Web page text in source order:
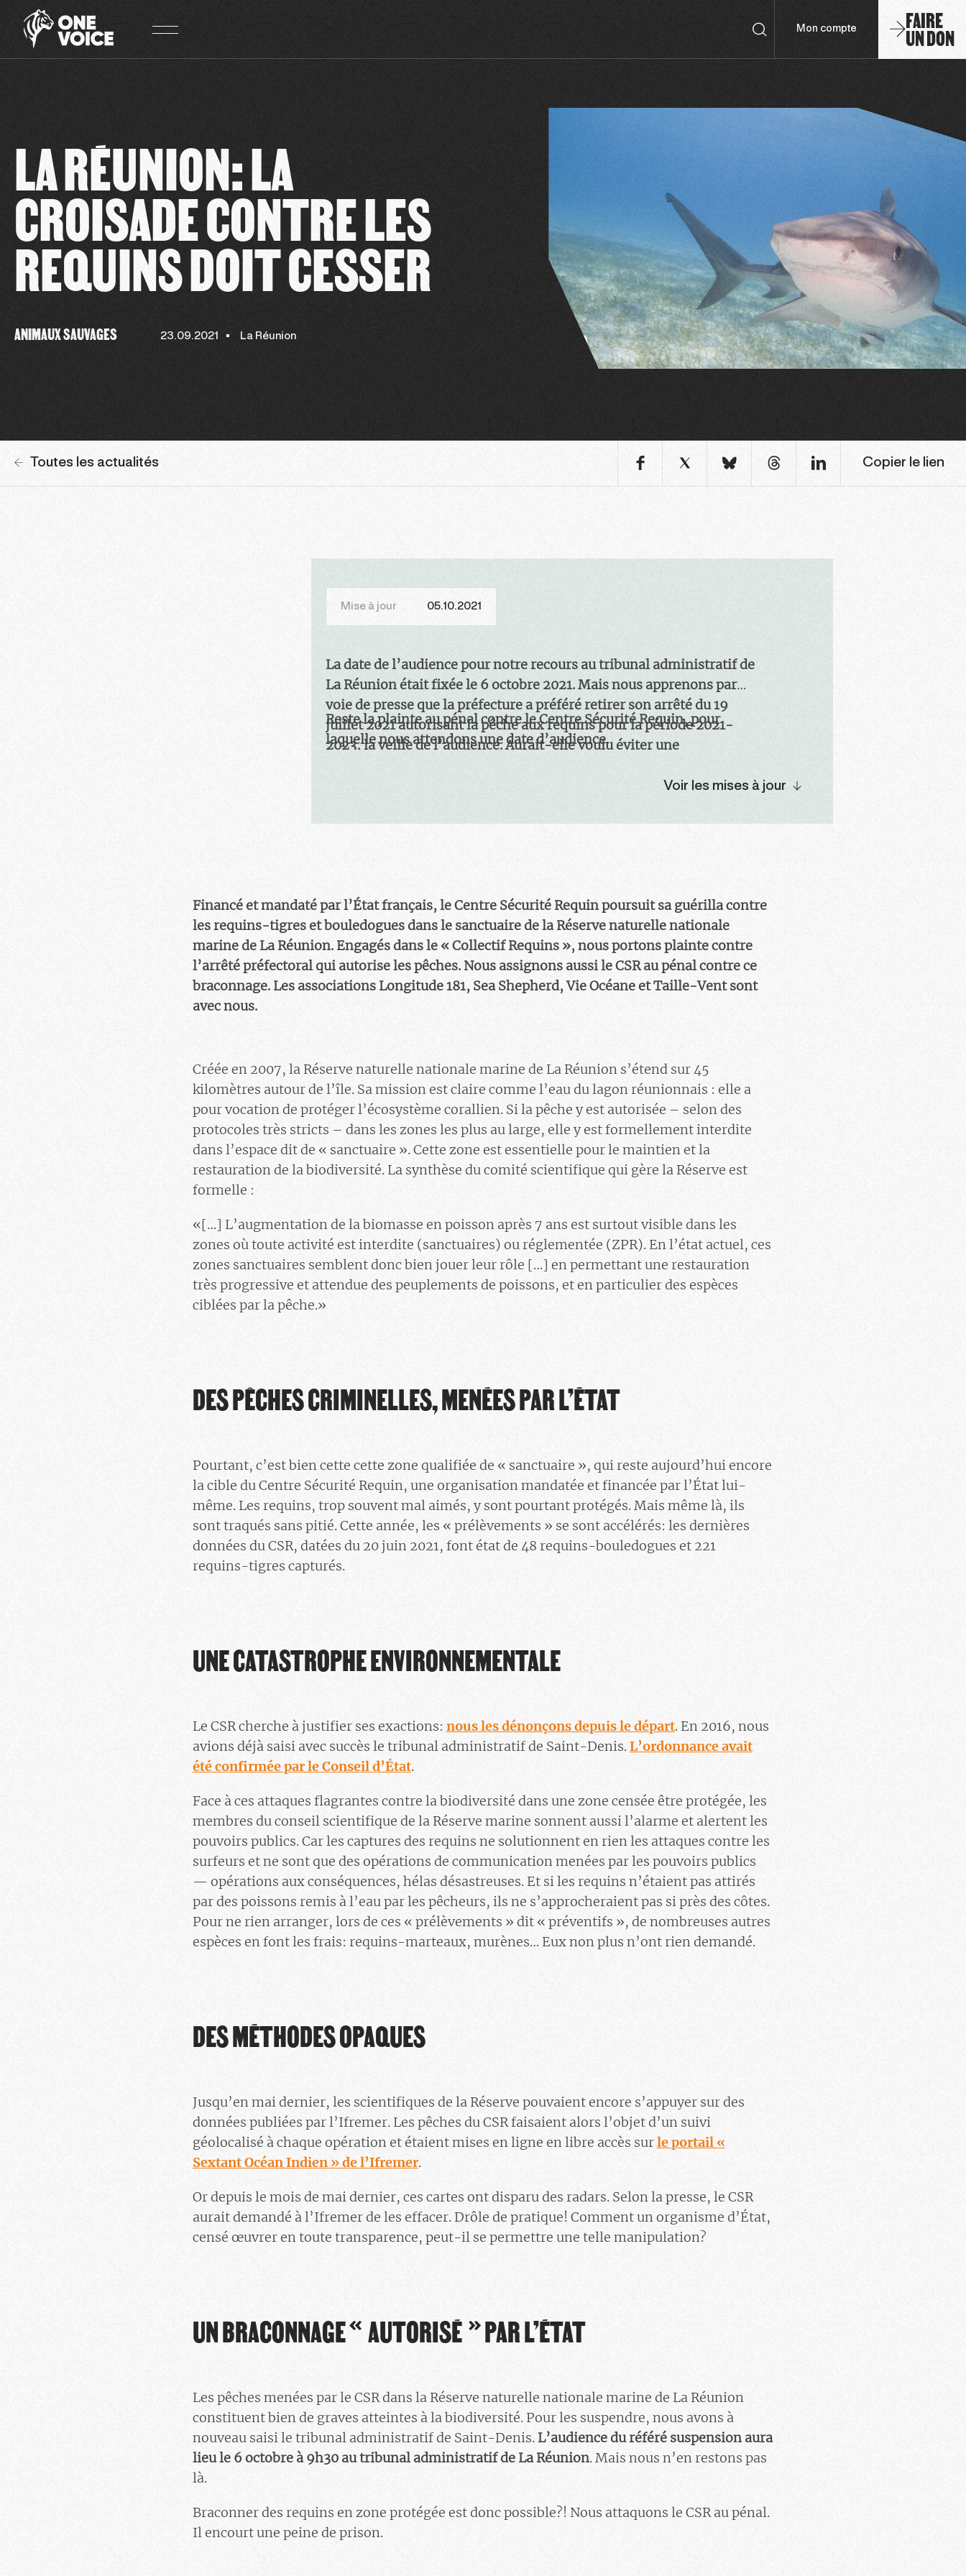
Mon compte FAIRE
UN DON
LA RÉUNION: LA
CROISADE CONTRE LES
REQUINS DOIT CESSER
ANIMAUX SAUVAGES 23.09.2021 La Réunion
Toutes les actualités Copier le lien
Mise à jour 05.10.2021
La date de l’audience pour notre recours au tribunal administratif de
La Réunion était fixée le 6 octobre 2021. Mais nous apprenons par
voie de presse que la préfecture a préféré retirer son arrêté du 19
juillet 2021 autorisant la pêche aux requins pour la période 2021-
2023, la veille de l’audience. Aurait-elle voulu éviter une
C’est une très belle belle victoire de notre collectif, au service des
Reste la plainte au pénal contre le Centre Sécurité Requin, pour
laquelle nous attendons une date d’audience.
Voir les mises à jour
Financé et mandaté par l’État français, le Centre Sécurité Requin poursuit sa guérilla contre
les requins-tigres et bouledogues dans le sanctuaire de la Réserve naturelle nationale
marine de La Réunion. Engagés dans le « Collectif Requins », nous portons plainte contre
l’arrêté préfectoral qui autorise les pêches. Nous assignons aussi le CSR au pénal contre ce
braconnage. Les associations Longitude 181, Sea Shepherd, Vie Océane et Taille-Vent sont
avec nous.
Créée en 2007, la Réserve naturelle nationale marine de La Réunion s’étend sur 45
kilomètres autour de l’île. Sa mission est claire comme l’eau du lagon réunionnais : elle a
pour vocation de protéger l’écosystème corallien. Si la pêche y est autorisée – selon des
protocoles très stricts – dans les zones les plus au large, elle y est formellement interdite
dans l’espace dit de « sanctuaire ». Cette zone est essentielle pour le maintien et la
restauration de la biodiversité. La synthèse du comité scientifique qui gère la Réserve est
formelle :
«[…] L’augmentation de la biomasse en poisson après 7 ans est surtout visible dans les
zones où toute activité est interdite (sanctuaires) ou réglementée (ZPR). En l’état actuel, ces
zones sanctuaires semblent donc bien jouer leur rôle […] en permettant une restauration
très progressive et attendue des peuplements de poissons, et en particulier des espèces
ciblées par la pêche.»
DES PÊCHES CRIMINELLES, MENÉES PAR L’ÉTAT
Pourtant, c’est bien cette cette zone qualifiée de « sanctuaire », qui reste aujourd’hui encore
la cible du Centre Sécurité Requin, une organisation mandatée et financée par l’État lui-
même. Les requins, trop souvent mal aimés, y sont pourtant protégés. Mais même là, ils
sont traqués sans pitié. Cette année, les « prélèvements » se sont accélérés: les dernières
données du CSR, datées du 20 juin 2021, font état de 48 requins-bouledogues et 221
requins-tigres capturés.
UNE CATASTROPHE ENVIRONNEMENTALE
Le CSR cherche à justifier ses exactions: nous les dénonçons depuis le départ. En 2016, nous
avions déjà saisi avec succès le tribunal administratif de Saint-Denis.L’ordonnance avait
été confirmée par le Conseil d’État.
Face à ces attaques flagrantes contre la biodiversité dans une zone censée être protégée, les
membres du conseil scientifique de la Réserve marine sonnent aussi l’alarme et alertent les
pouvoirs publics. Car les captures des requins ne solutionnent en rien les attaques contre les
surfeurs et ne sont que des opérations de communication menées par les pouvoirs publics
— opérations aux conséquences, hélas désastreuses. Et si les requins n’étaient pas attirés
par des poissons remis à l’eau par les pêcheurs, ils ne s’approcheraient pas si près des côtes.
Pour ne rien arranger, lors de ces « prélèvements » dit « préventifs », de nombreuses autres
espèces en font les frais: requins-marteaux, murènes… Eux non plus n’ont rien demandé.
DES MÉTHODES OPAQUES
Jusqu’en mai dernier, les scientifiques de la Réserve pouvaient encore s’appuyer sur des
données publiées par l’Ifremer. Les pêches du CSR faisaient alors l’objet d’un suivi
géolocalisé à chaque opération et étaient mises en ligne en libre accès surle portail «
Sextant Océan Indien » de l’Ifremer.
Or depuis le mois de mai dernier, ces cartes ont disparu des radars. Selon la presse, le CSR
aurait demandé à l’Ifremer de les effacer. Drôle de pratique! Comment un organisme d’État,
censé œuvrer en toute transparence, peut-il se permettre une telle manipulation?
UN BRACONNAGE « AUTORISÉ » PAR L’ÉTAT
Les pêches menées par le CSR dans la Réserve naturelle nationale marine de La Réunion
constituent bien de graves atteintes à la biodiversité. Pour les suspendre, nous avons à
nouveau saisi le tribunal administratif de Saint-Denis. L’audience du référé suspension aura
lieu le 6 octobre à 9h30 au tribunal administratif de La Réunion. Mais nous n’en restons pas
là.
Braconner des requins en zone protégée est donc possible?! Nous attaquons le CSR au pénal.
Il encourt une peine de prison.